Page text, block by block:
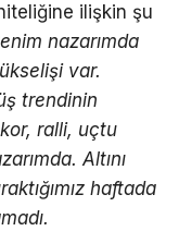
ilişkin şu
nazarımda
var.
trendinin
ralli, uçtu
Altını
haftada